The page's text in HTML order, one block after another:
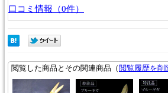
口コミ情報（0件）